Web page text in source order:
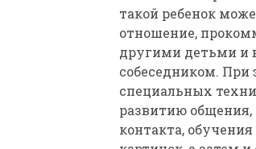
такой ребенок
отношение,
другими детьми и
собеседником.
специальных
развитию общения,
контакта,